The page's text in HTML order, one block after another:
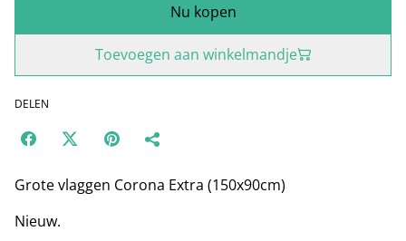
Nu kopen
Toevoegen aan winkelmandje
DELEN
Grote vlaggen Corona Extra (150x90cm)
Nieuw.